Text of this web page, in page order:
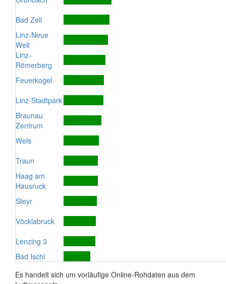
Bad Zell
Linz-Neue
Welt
Linz-
Römerberg
Feuerkogel
Linz-Stadtpark
Braunau
Zentrum
Wels
Traun
Haag am
Hausruck
Steyr
Vöcklabruck
Lenzing 3
Bad Ischl
Es handelt sich um vorläufige Online-Rohdaten aus dem